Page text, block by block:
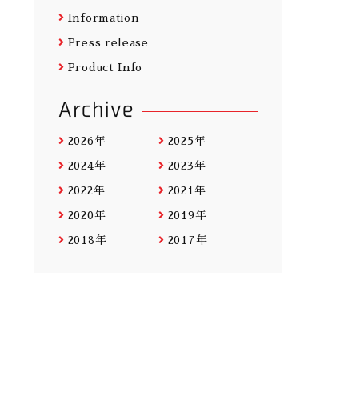
Information
Press release
Product Info
Archive
2026年 2025年
2024年 2023年
2022年 2021年
2020年 2019年
2018年 2017年